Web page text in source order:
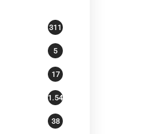
311
5
17
1.541
38